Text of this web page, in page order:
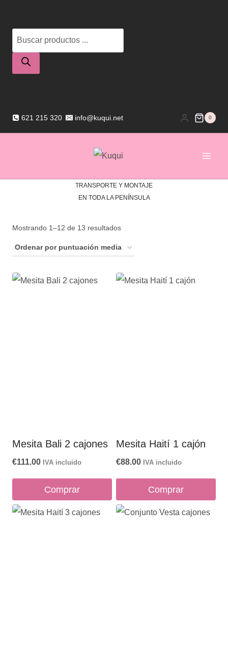
contenido
Búsqueda
de
productos
621 215 320 info@kuqui.net 0
TRANSPORTE Y MONTAJE
EN TODA LA PENÍNSULA
Mostrando 1–12 de 13 resultadosOrdenado
puntuación
media
Mesita Bali 2 cajones
€111.00 IVA incluido
Comprar
Mesita Haití 1 cajón
€88.00 IVA incluido
Comprar